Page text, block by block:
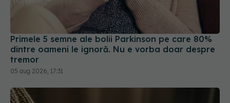
Primele 5 semne ale bolii Parkinson pe care 80%
dintre oameni le ignoră. Nu e vorba doar despre
05 aug 2026, 17:31